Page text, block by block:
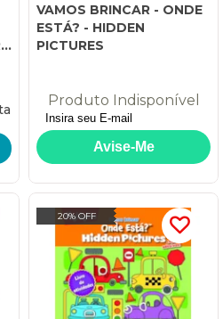
-
VAMOS BRINCAR - ONDE
ESTÁ? - HIDDEN
PICTURES
Produto Indisponível
20% OFF